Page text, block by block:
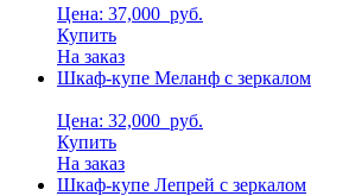
Цена: 37,000 руб.
Купить
На заказ
Шкаф-купе Меланф с зеркалом
Цена: 32,000 руб.
Купить
На заказ
Шкаф-купе Лепрей с зеркалом